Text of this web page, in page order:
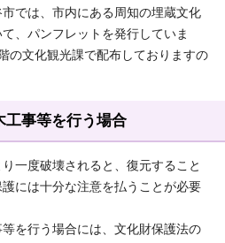
では、市内にある周知の埋蔵文化
、パンフレットを発行していま
の文化観光課で配布しておりますの
工事等を行う場合
一度破壊されると、復元すること
には十分な注意を払うことが必要
を行う場合には、文化財保護法の